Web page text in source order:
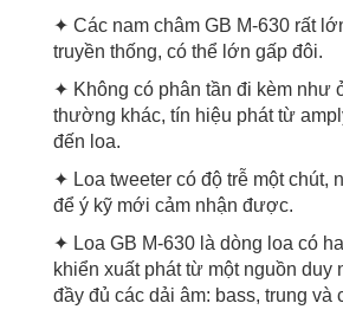
✦ Các nam châm GB M-630 rất
truyền thống, có thể lớn gấp đôi.
✦ Không có phân tần đi kèm như
thường khác, tín hiệu phát từ
đến loa.
✦ Loa tweeter có độ trễ một chút,
để ý kỹ mới cảm nhận được.
✦ Loa GB M-630 là dòng loa có
khiển xuất phát từ một nguồn duy
đầy đủ các dải âm: bass, trung và